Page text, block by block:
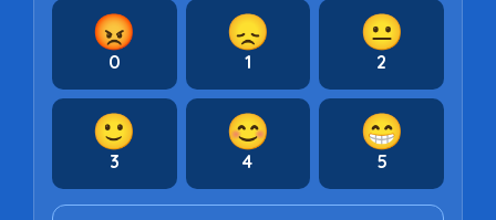
😡
0
😞
1
😐
2
🙂
3
😊
4
😁
5